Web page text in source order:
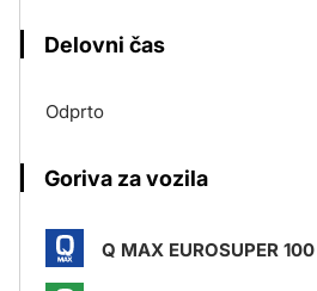
Delovni čas
Odprto
Goriva za vozila
Q MAX EUROSUPER 100